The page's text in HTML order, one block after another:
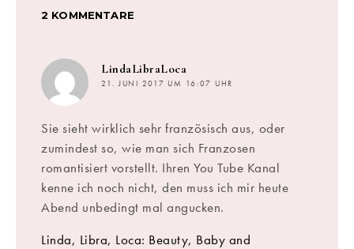
2 KOMMENTARE
LindaLibraLoca
21. JUNI 2017 UM 16:07 UHR
Sie sieht wirklich sehr französisch aus, oder
zumindest so, wie man sich Franzosen
romantisiert vorstellt. Ihren You Tube Kanal
kenne ich noch nicht, den muss ich mir heute
Abend unbedingt mal angucken.
Linda, Libra, Loca: Beauty, Baby and